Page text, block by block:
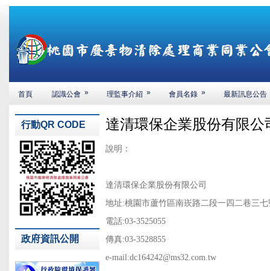
首頁 認識公會 » 理監事介紹 » 會員名錄 » 最新訊息公告
行動QR CODE
政府資訊公開
達清環保企業股份有限公
說明：
達清環保企業股份有限公司
地址:桃園市蘆竹區南崁路二段一四二巷三
電話:03-3525055
傳真:03-3528855
e-mail:dc164242@ms32.com.tw